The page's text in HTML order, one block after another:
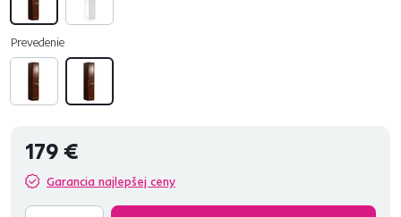
Prevedenie
179 €
Garancia najlepšej ceny